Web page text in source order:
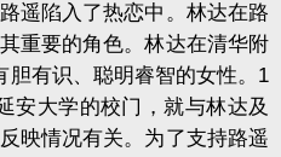
遥陷入了热恋中。林达在路
重要的角色。林达在清华附
有识、聪明睿智的女性。 1
安大学的校门，就与林达及
映情况有关。为了支持路遥